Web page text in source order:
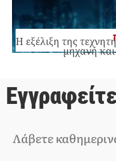
Η εξέλιξη της
μηχανή
Λάβετε